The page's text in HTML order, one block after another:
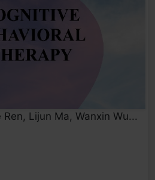
Ren, Lijun Ma, Wanxin Wu...